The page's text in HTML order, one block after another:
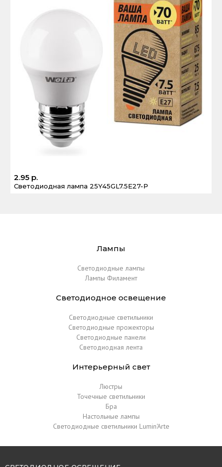
2.95 р.
Светодиодная лампа 25Y45GL7.5E27-P
Лампы
Светодиодные лампы
Лампы Филамент
Светодиодное освещение
Светодиодные светильники
Светодиодные прожекторы
Светодиодные панели
Светодиодная лента
Интерьерный свет
Люстры
Точечные светильники
Бра
Настольные лампы
Светодиодные светильники Lumin'Arte